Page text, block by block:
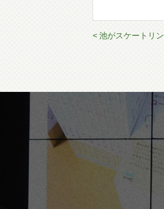
< 池がスケートリン